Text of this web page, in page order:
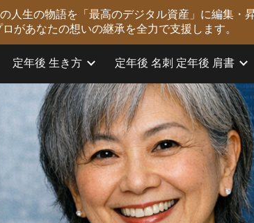
Skip to navigation
生の物語を「最高のデジタル資産」に編集・
があなたの想いの継承を全力で支援します。
定年後 生き方 定年後 名刺 定年後 肩書